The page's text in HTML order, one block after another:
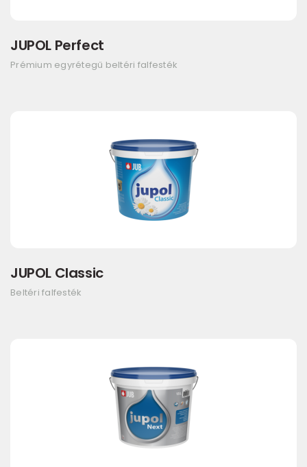
JUPOL Perfect
Prémium egyrétegű beltéri falfesték
JUPOL Classic
Beltéri falfesték